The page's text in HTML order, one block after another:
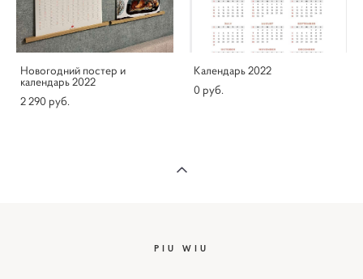
Новогодний постер и
календарь 2022
2 290 pуб.
Календарь 2022
0 pуб.
PIU WIU